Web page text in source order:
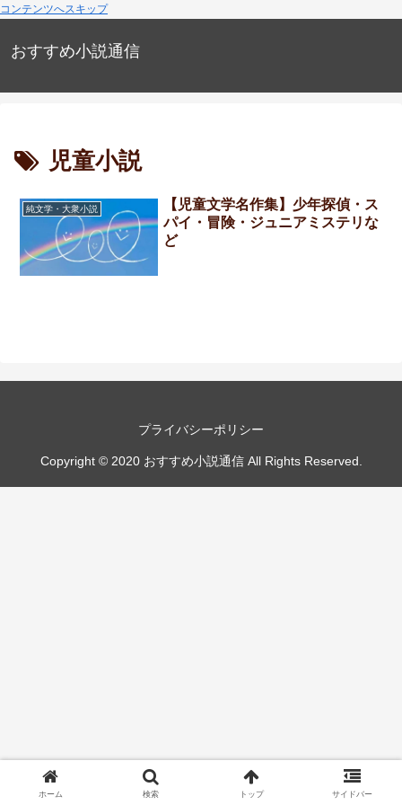
コンテンツへスキップ
おすすめ小説通信
児童小説
純文学・大衆小説
【児童文学名作集】少年探偵・ス
パイ・冒険・ジュニアミステリな
ど
プライバシーポリシー
Copyright © 2020 おすすめ小説通信 All Rights Reserved.
ホーム 検索 トップ サイドバー